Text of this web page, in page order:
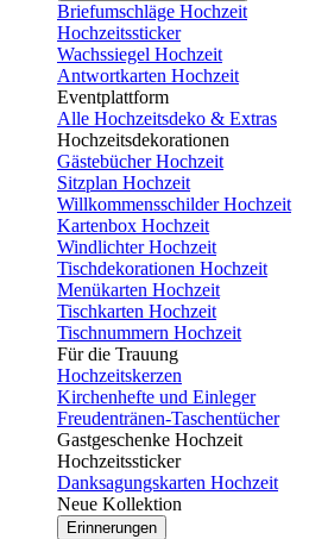
Briefumschläge Hochzeit
Hochzeitssticker
Wachssiegel Hochzeit
Antwortkarten Hochzeit
Eventplattform
Alle Hochzeitsdeko & Extras
Hochzeitsdekorationen
Gästebücher Hochzeit
Sitzplan Hochzeit
Willkommensschilder Hochzeit
Kartenbox Hochzeit
Windlichter Hochzeit
Tischdekorationen Hochzeit
Menükarten Hochzeit
Tischkarten Hochzeit
Tischnummern Hochzeit
Für die Trauung
Hochzeitskerzen
Kirchenhefte und Einleger
Freudentränen-Taschentücher
Gastgeschenke Hochzeit
Hochzeitssticker
Danksagungskarten Hochzeit
Neue Kollektion
Erinnerungen